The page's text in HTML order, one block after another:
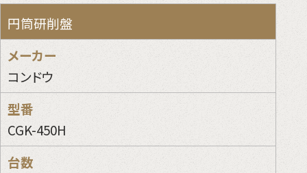
円筒研削盤
コンドウ
CGK-450H